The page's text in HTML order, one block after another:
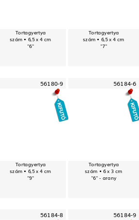
Tortagyertya
szám • 6,5 x 4 cm
"6"
Tortagyertya
szám • 6,5 x 4 cm
"7"
56180-9
Tortagyertya
szám • 6,5 x 4 cm
"9"
56184-6
Tortagyertya
szám • 6 x 3 cm
"6" - arany
56184-8 56184-9